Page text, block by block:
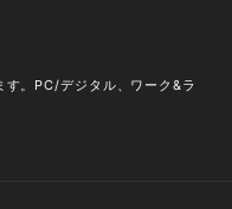
。PC/デジタル、ワーク&ラ